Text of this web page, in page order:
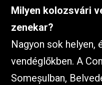
Milyen kolozsvári
zenekar?
Nagyon sok helyen,
vendéglőkben. A
Someșulban,